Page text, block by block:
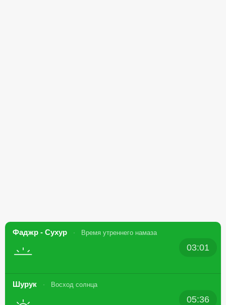
Фаджр - Сухур Время утреннего намаза
03:01
Шурук Восход солнца
05:36